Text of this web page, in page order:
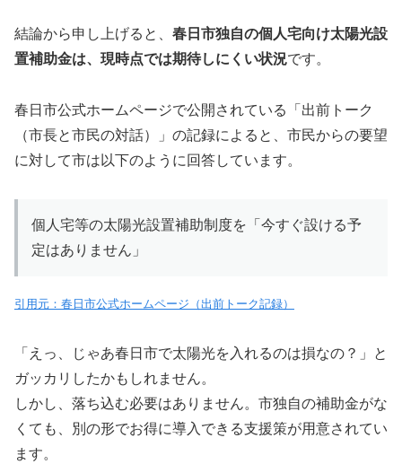
結論から申し上げると、 春日市独自の個人宅向け太陽光設
置補助金は、現時点では期待しにくい状況です。
春日市公式ホームページで公開されている「出前トーク
（市長と市民の対話）」の記録によると、市民からの要望
に対して市は以下のように回答しています。
個人宅等の太陽光設置補助制度を「今すぐ設ける予
定はありません」
引用元：春日市公式ホームページ（出前トーク記録）
「えっ、じゃあ春日市で太陽光を入れるのは損なの？」と
ガッカリしたかもしれません。
しかし、落ち込む必要はありません。市独自の補助金がな
くても、別の形でお得に導入できる支援策が用意されてい
ます。